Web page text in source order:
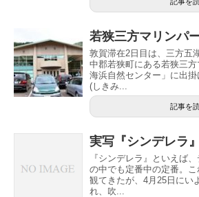
若狭三方マリンパ
敦賀滞在2日目は、三方五
中郡若狭町にある若狭三
海浜自然センター」に出
(しきみ...
記事を
実写『シンデレラ』
『シンデレラ』といえば
の中でも定番中の定番。
観てきたが、4月25日にい
れ、吹...